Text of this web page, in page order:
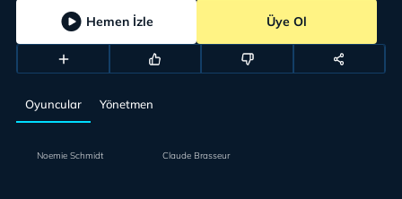
Hemen İzle Üye Ol
Oyuncular Yönetmen
Noemie Schmidt Claude Brasseur